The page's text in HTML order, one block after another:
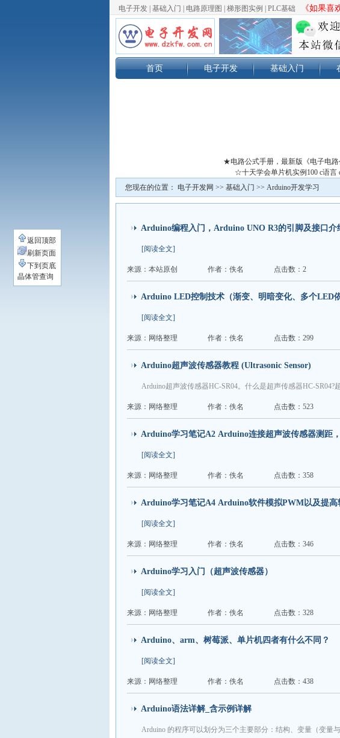
电子开发 基础入门 电路原理图 梯形图实例 PLC基础 《如果喜
首页 电子开发 基础入门
★电路公式手册，最新版《电子电路
☆十天学会单片机实例100 c语言
您现在的位置： 电子开发网 >> 基础入门 >> Arduino开发学习
Arduino编程入门，Arduino UNO R3的引脚及接口介
[阅读全文]
来源：本站原创 作者：佚名 点击数：2
Arduino LED控制技术（渐变、明暗变化、多个LED
[阅读全文]
来源：网络整理 作者：佚名 点击数：299
Arduino超声波传感器教程 (Ultrasonic Sensor)
Arduino超声波传感器HC-SR04。什么是超声传感器HC-SR04?
来源：网络整理 作者：佚名 点击数：523
Arduino学习笔记A2 Arduino连接超声波传感器测距
[阅读全文]
来源：网络整理 作者：佚名 点击数：358
Arduino学习笔记A4 Arduino软件模拟PWM以及提高
[阅读全文]
来源：网络整理 作者：佚名 点击数：346
Arduino学习入门（超声波传感器）
[阅读全文]
来源：网络整理 作者：佚名 点击数：328
Arduino、arm、树莓派、单片机四者有什么不同？
[阅读全文]
来源：网络整理 作者：佚名 点击数：438
Arduino语法详解_含示例详解
Arduino 的程序可以划分为三个主要部分：结构、变量（变量
返回顶部
刷新页面
下到页底
晶体管查询